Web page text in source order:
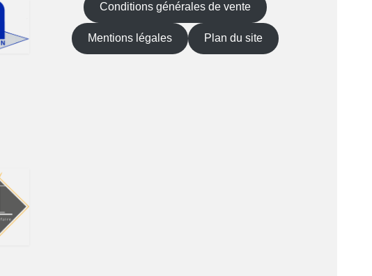
Conditions générales de vente
Mentions légales Plan du site